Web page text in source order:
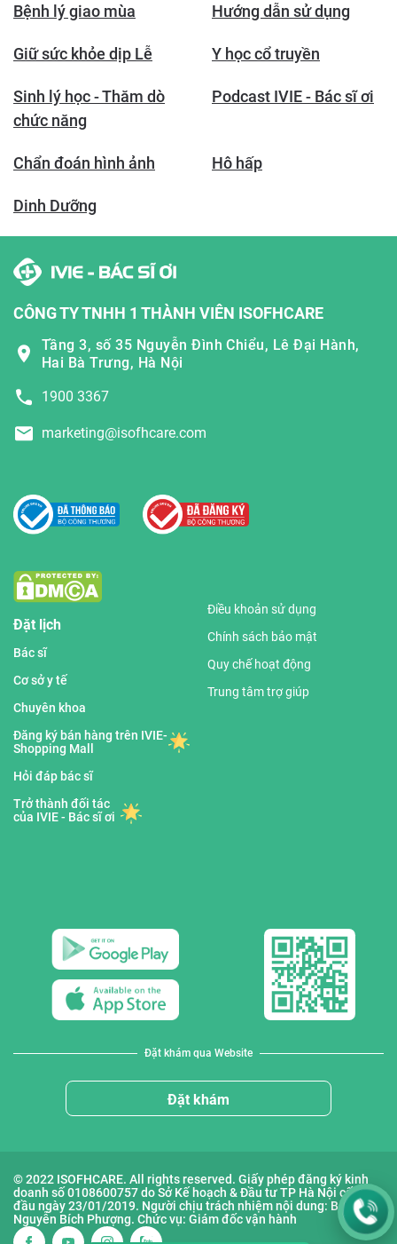
Bệnh lý giao mùa Hướng dẫn sử dụng
Giữ sức khỏe dịp Lễ Y học cổ truyền
Sinh lý học - Thăm dò
chức năng
Podcast IVIE - Bác sĩ ơi
Chẩn đoán hình ảnh Hô hấp
Dinh Dưỡng
CÔNG TY TNHH 1 THÀNH VIÊN ISOFHCARE
Tầng 3, số 35 Nguyễn Đình Chiểu, Lê Đại Hành,
Hai Bà Trưng, Hà Nội
1900 3367
marketing@isofhcare.com
Đặt lịch
Bác sĩ
Cơ sở y tế
Chuyên khoa
Đăng ký bán hàng trên IVIE-
Shopping Mall
Hỏi đáp bác sĩ
Trở thành đối tác
của IVIE - Bác sĩ ơi
Điều khoản sử dụng
Chính sách bảo mật
Quy chế hoạt động
Trung tâm trợ giúp
Đặt khám qua Website
Đặt khám
© 2022 ISOFHCARE. All rights reserved. Giấy phép đăng ký kinh
doanh số 0108600757 do Sở Kế hoạch & Đầu tư TP Hà Nội cấp lần
đầu ngày 23/01/2019. Người chịu trách nhiệm nội dung: Bà
Nguyễn Bích Phượng. Chức vụ: Giám đốc vận hành